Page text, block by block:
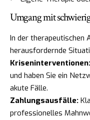
Umgang mit
In der therapeutischen
herausfordernde
Kriseninterventionen:
und haben Sie ein
akute Fälle.
Zahlungsausfälle:
professionelles